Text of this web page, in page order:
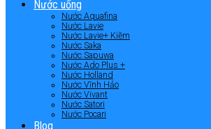
Nước uống
Nước Aquafina
Nước Lavie
Nước Lavie+ Kiềm
Nước Saka
Nước Sapuwa
Nước Ado Plus +
Nước Holland
Nước Vĩnh Hảo
Nước Vivant
Nước Satori
Nước Pocari
Blog